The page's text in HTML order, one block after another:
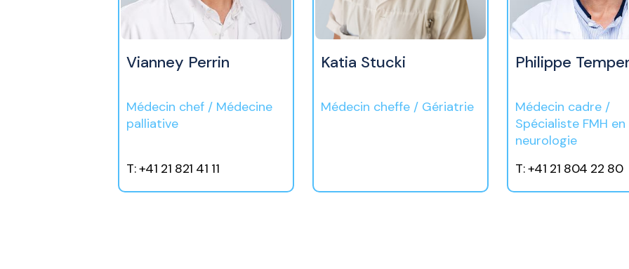
Vianney Perrin
Médecin chef / Médecine
palliative
T: +41 21 821 41 11
Katia Stucki
Médecin cheffe / Gériatrie
Philippe
Médecin cadre /
Spécialiste FMH en
neurologie
T: +41 21 804 22 80